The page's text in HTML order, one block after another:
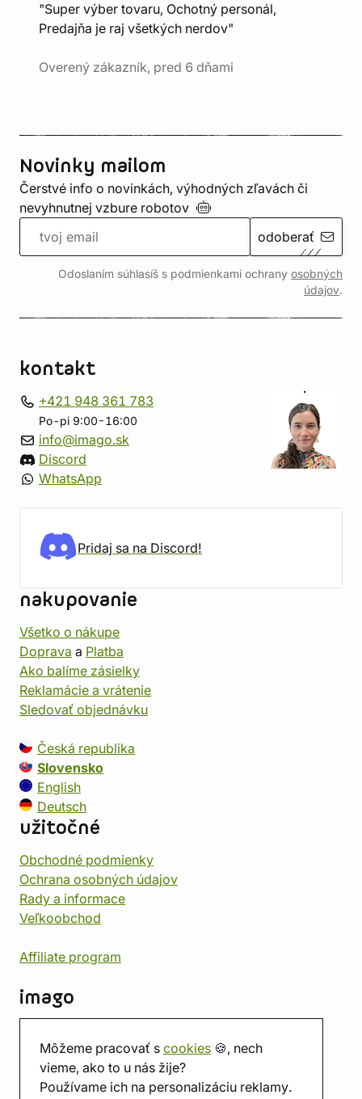
Môžeme pracovať s cookies 🍪, nech
vieme, ako to u nás žije?
Používame ich na personalizáciu reklamy.
"Super výber tovaru, Ochotný personál,
Predajňa je raj všetkých nerdov"
Overený zákazník, pred 6 dňami
Novinky mailom
Čerstvé info o novinkách, výhodných zľavách či
nevyhnutnej vzbure robotov
odoberať
Odoslaním súhlasíš s podmienkami ochrany osobných
údajov.
kontakt
+421 948 361 783
Po-pi 9:00-16:00
info@imago.sk
Discord
WhatsApp
Pridaj sa na Discord!
nakupovanie
Všetko o nákupe
Doprava a Platba
Ako balíme zásielky
Reklamácie a vrátenie
Sledovať objednávku
Česká republika
Slovensko
English
Deutsch
užitočné
Obchodné podmienky
Ochrana osobných údajov
Rady a informace
Veľkoobchod
Affiliate program
imago
Predajňa
Herňa
O nás